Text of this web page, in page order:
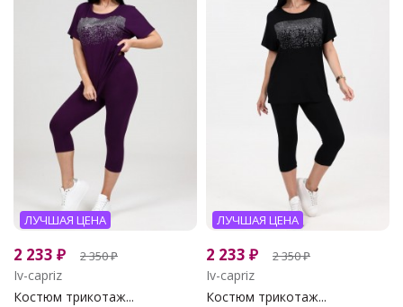
ЛУЧШАЯ ЦЕНА
2 233 ₽ 2 350₽
Iv-capriz
Костюм трикотаж...
ЛУЧШАЯ ЦЕНА
2 233 ₽ 2 350₽
Iv-capriz
Костюм трикотаж...